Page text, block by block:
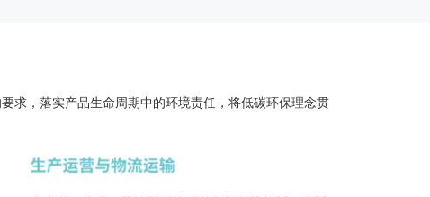
求，落实产品生命周期中的环境责任，将低碳环保理念贯